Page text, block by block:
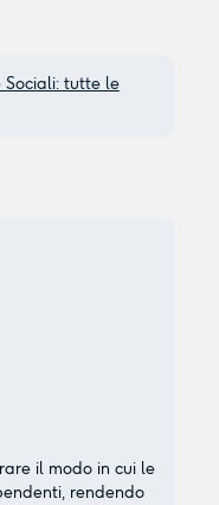
tutte le
il modo in cui le
rendendo